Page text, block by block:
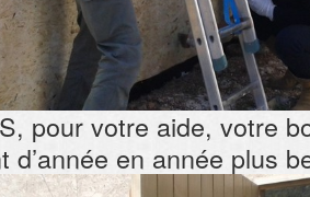
pour votre aide, votre
d’année en année plus